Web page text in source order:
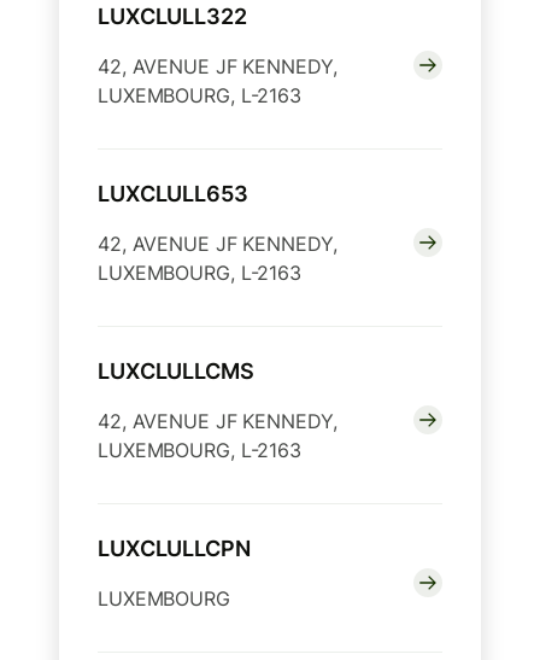
LUXCLULL322
42, AVENUE JF KENNEDY,
LUXEMBOURG, L-2163
LUXCLULL653
42, AVENUE JF KENNEDY,
LUXEMBOURG, L-2163
LUXCLULLCMS
42, AVENUE JF KENNEDY,
LUXEMBOURG, L-2163
LUXCLULLCPN
LUXEMBOURG